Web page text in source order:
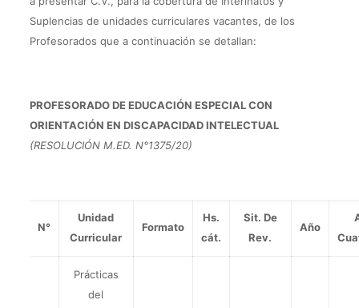
Suplencias de unidades curriculares vacantes, de los
Profesorados que a continuación se detallan:
PROFESORADO DE EDUCACIÓN ESPECIAL CON
ORIENTACIÓN EN DISCAPACIDAD INTELECTUAL
(RESOLUCIÓN M.ED. N°1375/20)
N°
Unidad
Curricular
Formato
Hs.
cát.
Sit. De
Rev.
Año
Prácticas
del